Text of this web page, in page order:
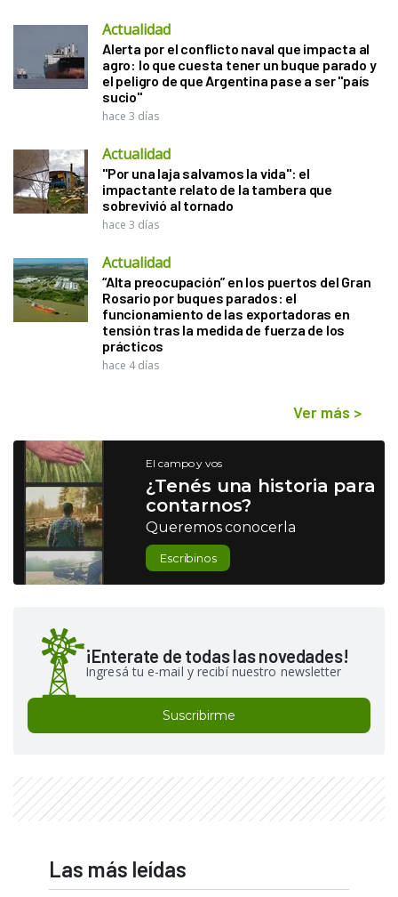
Actualidad
Alerta por el conflicto naval que impacta al
agro: lo que cuesta tener un buque parado y
el peligro de que Argentina pase a ser "país
sucio"
hace 3 días
Actualidad
"Por una laja salvamos la vida": el
impactante relato de la tambera que
sobrevivió al tornado
hace 3 días
Actualidad
“Alta preocupación” en los puertos del Gran
Rosario por buques parados: el
funcionamiento de las exportadoras en
tensión tras la medida de fuerza de los
prácticos
hace 4 días
Ver más >
El campo y vos
¿Tenés una historia para
contarnos?
Queremos conocerla
Escribinos
¡Enterate de todas las novedades!
Ingresá tu e-mail y recibí nuestro newsletter
Suscribirme
Las más leídas